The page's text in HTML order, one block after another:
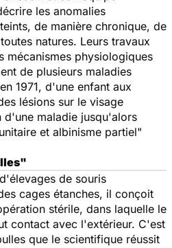
les anomalies
de manière chronique, de
natures. Leurs travaux
mécanismes physiologiques
de plusieurs maladies
1971, d'une enfant aux
lésions sur le visage
maladie jusqu'alors
et albinisme partiel"
de souris
cages étanches, il conçoit
stérile, dans laquelle le
contact avec l'extérieur. C'est
que le scientifique réussit